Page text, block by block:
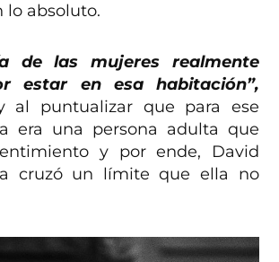
lo absoluto.
de las mujeres realmente
estar en esa habitación”,
al puntualizar que para ese
era una persona adulta que
y por ende, David
cruzó un límite que ella no